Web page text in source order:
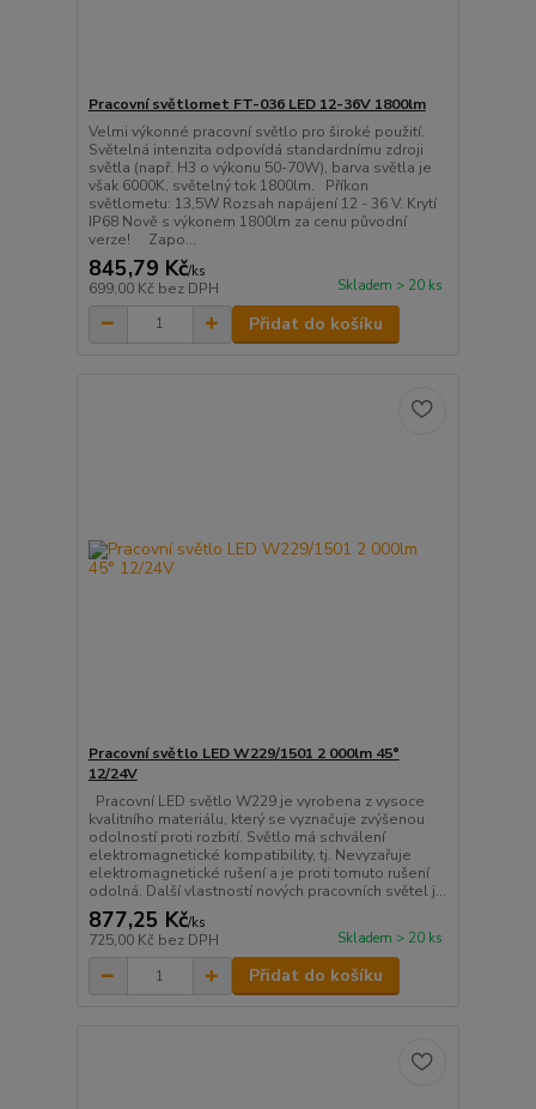
Pracovní světlomet FT-036 LED 12-36V 1800lm
Velmi výkonné pracovní světlo pro široké použití.
Světelná intenzita odpovídá standardnímu zdroji
světla (např. H3 o výkonu 50-70W), barva světla je
však 6000K, světelný tok 1800lm. Příkon
světlometu: 13,5W Rozsah napájení 12 - 36 V. Krytí
IP68 Nově s výkonem 1800lm za cenu původní
verze! Zapo...
845,79 Kč/ks
699,00 Kč bez DPH Skladem > 20 ks
Přidat do košíku
Pracovní světlo LED W229/1501 2 000lm 45°
12/24V
Pracovní LED světlo W229 je vyrobena z vysoce
kvalitního materiálu, který se vyznačuje zvýšenou
odolností proti rozbití. Světlo má schválení
elektromagnetické kompatibility, tj. Nevyzařuje
elektromagnetické rušení a je proti tomuto rušení
odolná. Další vlastností nových pracovních světel j...
877,25 Kč/ks
725,00 Kč bez DPH Skladem > 20 ks
Přidat do košíku